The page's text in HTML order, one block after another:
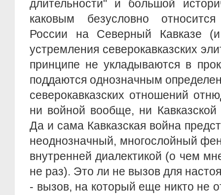
длительности" и большой
каковым безусловно
России на Северный Кавказе (и,
устремления северокавказских
принципе не укладываются в
поддаются однозначным
северокавказских отношений
ни войной вообще, ни Кавказской
Да и сама Кавказская война
неоднозначный, многослойный
внутренней диалектикой (о чем
не раз). Это ли не вызов для
- вызов, на который еще никто не